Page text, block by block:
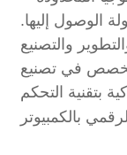
الوصول إليها.
والتصنيع
في تصنيع
بتقنية التحكم